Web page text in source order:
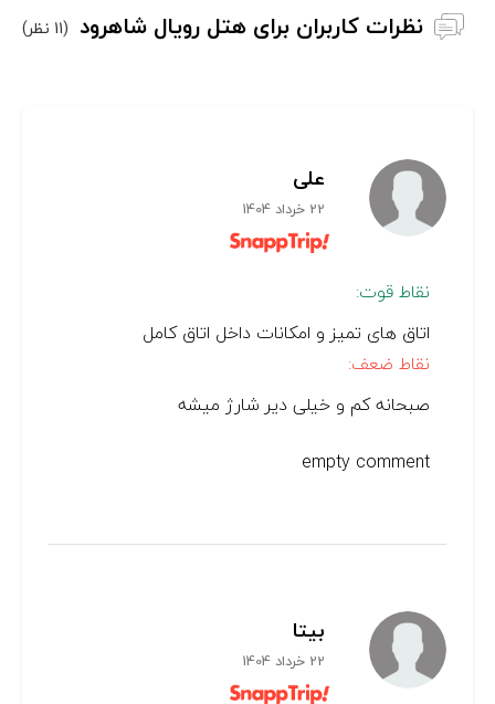
نظرات کاربران برای هتل رویال شاهرود (11 نظر)
علی
22 خرداد 1404
نقاط قوت:
اتاق های تمیز و امکانات داخل اتاق کامل
نقاط ضعف:
صبحانه کم و خیلی دیر شارژ میشه
empty comment
بیتا
22 خرداد 1404